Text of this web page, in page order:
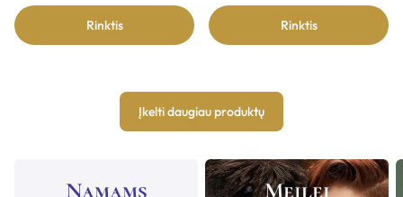
Rinktis Rinktis
Įkelti daugiau produktų
Namams Meilei